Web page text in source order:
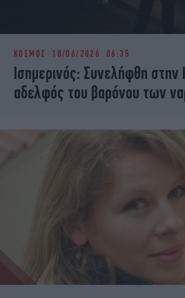
ΚΟΣΜΟΣ 18/06/2026 06:35
Ισημερινός: Συνελήφθη στην
αδελφός του βαρόνου των